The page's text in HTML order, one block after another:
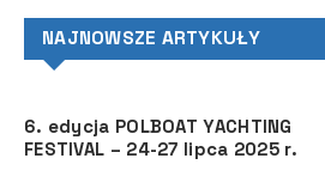
NAJNOWSZE ARTYKUŁY
6. edycja POLBOAT YACHTING
FESTIVAL – 24-27 lipca 2025 r.